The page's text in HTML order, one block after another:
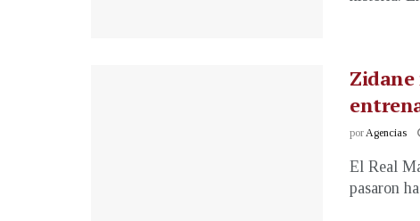
Zidane
porAgencias
El Real
pasaron